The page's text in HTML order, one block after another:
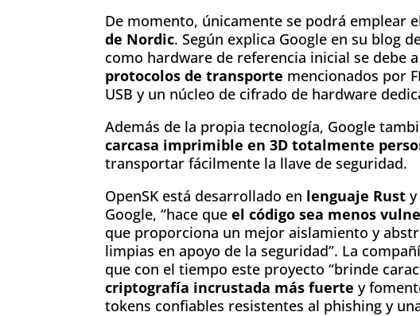
De momento, únicamente se podrá emplear
de Nordic. Según explica Google en su blog
como hardware de referencia inicial se debe a
protocolos de transporte mencionados por
USB y un núcleo de cifrado de hardware
Además de la propia tecnología, Google
carcasa imprimible en 3D totalmente
transportar fácilmente la llave de seguridad.
OpenSK está desarrollado en lenguaje Rust y
Google, “hace que el código sea menos
que proporciona un mejor aislamiento y
limpias en apoyo de la seguridad”. La
que con el tiempo este proyecto “brinde
criptografía incrustada más fuerte y
tokens confiables resistentes al phishing y